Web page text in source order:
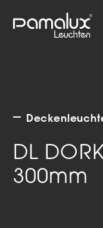
DL
300mm